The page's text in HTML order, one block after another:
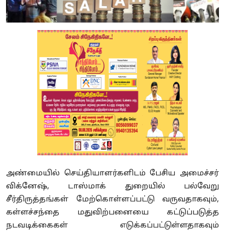
அண்மையில் செய்தியாளர்களிடம் பேசிய அமைச்சர்
விக்னேஷ், டாஸ்மாக் துறையில் பல்வேறு
சீர்திருத்தங்கள் மேற்கொள்ளப்பட்டு வருவதாகவும்,
கள்ளச்சந்தை மதுவிற்பனையை கட்டுப்படுத்த
நடவடிக்கைகள் எடுக்கப்பட்டுள்ளதாகவும்